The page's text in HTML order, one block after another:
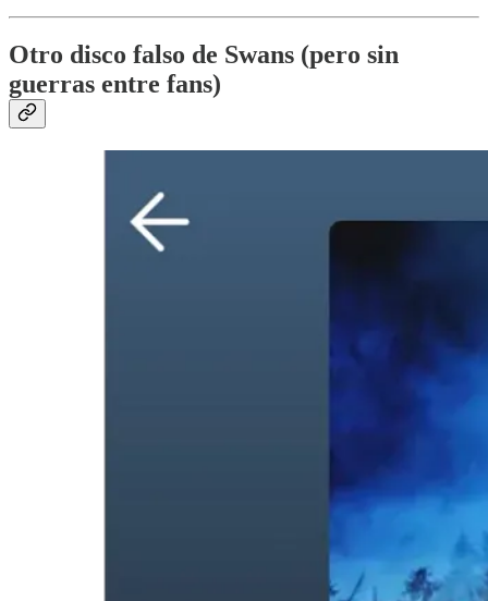
Otro disco falso de Swans (pero sin
guerras entre fans)